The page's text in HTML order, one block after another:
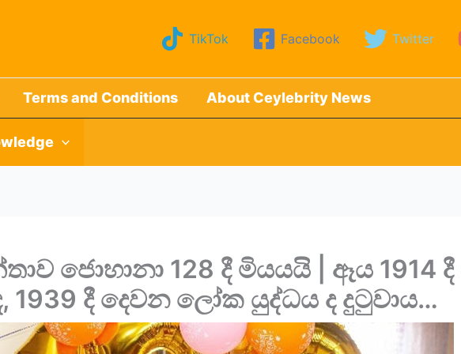
TikTok Facebook Twitter
Terms and Conditions About Ceylebrity News
ජොහානා 128 දී මියයයි | ඈය 1914
1939 දී දෙවන ලෝක යුද්ධය ද දුටුවාය…